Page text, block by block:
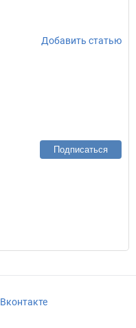
Добавить статью
Подписаться
Вконтакте